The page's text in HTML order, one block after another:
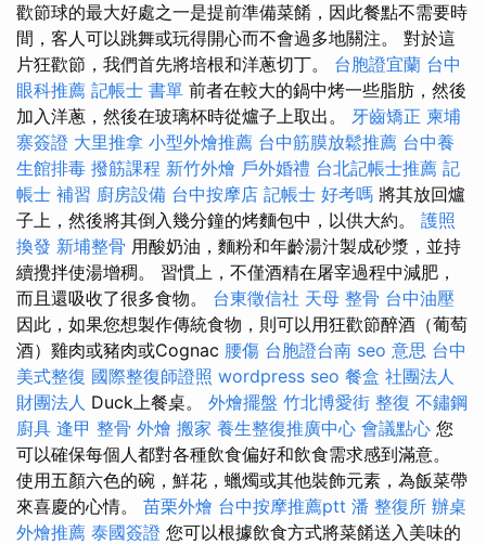
歡節球的最大好處之一是提前準備菜餚，因此餐點不需要時
間，客人可以跳舞或玩得開心而不會過多地關注。 對於這
片狂歡節，我們首先將培根和洋蔥切丁。 台胞證宜蘭 台中
眼科推薦 記帳士 書單 前者在較大的鍋中烤一些脂肪，然後
加入洋蔥，然後在玻璃杯時從爐子上取出。 牙齒矯正 柬埔
寨簽證 大里推拿 小型外燴推薦 台中筋膜放鬆推薦 台中養
生館排毒 撥筋課程 新竹外燴 戶外婚禮 台北記帳士推薦 記
帳士 補習 廚房設備 台中按摩店 記帳士 好考嗎 將其放回爐
子上，然後將其倒入幾分鐘的烤麵包中，以供大約。 護照
換發 新埔整骨 用酸奶油，麵粉和年齡湯汁製成砂漿，並持
續攪拌使湯增稠。 習慣上，不僅酒精在屠宰過程中減肥，
而且還吸收了很多食物。 台東徵信社 天母 整骨 台中油壓
因此，如果您想製作傳統食物，則可以用狂歡節醉酒（葡萄
酒）雞肉或豬肉或Cognac 腰傷 台胞證台南 seo 意思 台中
美式整復 國際整復師證照 wordpress seo 餐盒 社團法人
財團法人 Duck上餐桌。 外燴擺盤 竹北博愛街 整復 不鏽鋼
廚具 逢甲 整骨 外燴 搬家 養生整復推廣中心 會議點心 您
可以確保每個人都對各種飲食偏好和飲食需求感到滿意。
使用五顏六色的碗，鮮花，蠟燭或其他裝飾元素，為飯菜帶
來喜慶的心情。 苗栗外燴 台中按摩推薦ptt 潘 整復所 辦桌
外燴推薦 泰國簽證 您可以根據飲食方式將菜餚送入美味的